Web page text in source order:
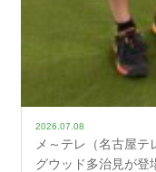
2026.07.08
メ～テレ（名古屋テ
グウッド多治見が登